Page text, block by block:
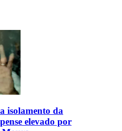
isolamento da
elevado por